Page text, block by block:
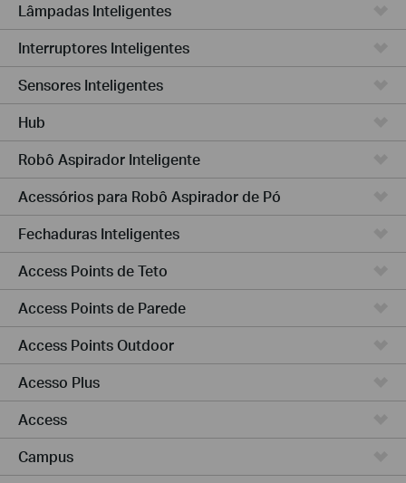
Lâmpadas Inteligentes
Interruptores Inteligentes
Sensores Inteligentes
Hub
Robô Aspirador Inteligente
Acessórios para Robô Aspirador de Pó
Fechaduras Inteligentes
Access Points de Teto
Access Points de Parede
Access Points Outdoor
Acesso Plus
Access
Campus